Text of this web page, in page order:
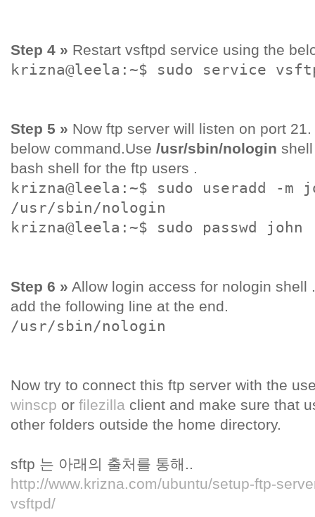
Step 4 » Restart vsftpd service using the
krizna@leela:~$ sudo service
Step 5 » Now ftp server will listen on port
below command.Use /usr/sbin/nologin
bash shell for the ftp users .
krizna@leela:~$ sudo useradd -m
/usr/sbin/nologin
krizna@leela:~$ sudo passwd john
Step 6 » Allow login access for nologin shell
add the following line at the end.
/usr/sbin/nologin
Now try to connect this ftp server with the
winscp or filezilla client and make sure that
other folders outside the home directory.
sftp 는 아래의 출처를 통해..
http://www.krizna.com/ubuntu/setup-ftp-
vsftpd/